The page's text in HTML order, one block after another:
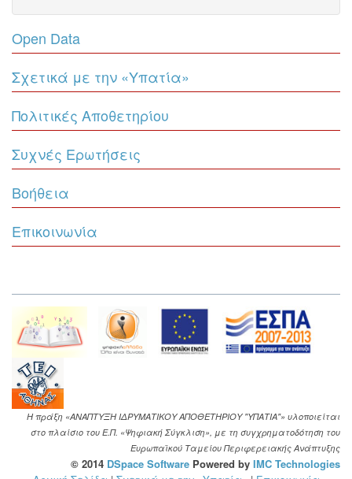
Open Data
Σχετικά με την «Υπατία»
Πολιτικές Αποθετηρίου
Συχνές Ερωτήσεις
Βοήθεια
Επικοινωνία
Η πράξη «ΑΝΑΠΤΥΞΗ ΙΔΡΥΜΑΤΙΚΟΥ ΑΠΟΘΕΤΗΡΙΟΥ "ΥΠΑΤΙΑ"» υλοποιείται
στο πλαίσιο του Ε.Π. «Ψηφιακή Σύγκλιση», με τη συγχρηματοδότηση του
Ευρωπαϊκού Ταμείου Περιφερειακής Ανάπτυξης
© 2014 DSpace Software Powered by IMC Technologies